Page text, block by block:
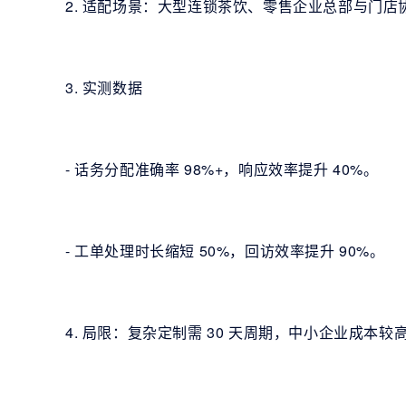
2. 适配场景：大型连锁茶饮、零售企业总部与门店
3. 实测数据
- 话务分配准确率 98%+，响应效率提升 40%。
- 工单处理时长缩短 50%，回访效率提升 90%。
4. 局限：复杂定制需 30 天周期，中小企业成本较高